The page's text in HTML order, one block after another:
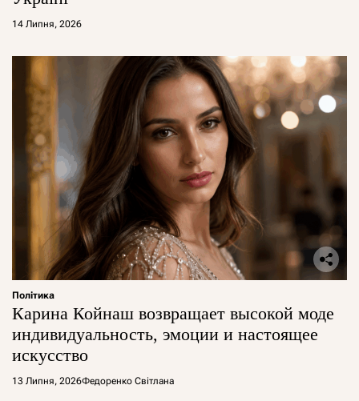
14 Липня, 2026
Політика
Карина Койнаш возвращает высокой моде
индивидуальность, эмоции и настоящее
искусство
13 Липня, 2026Федоренко Світлана